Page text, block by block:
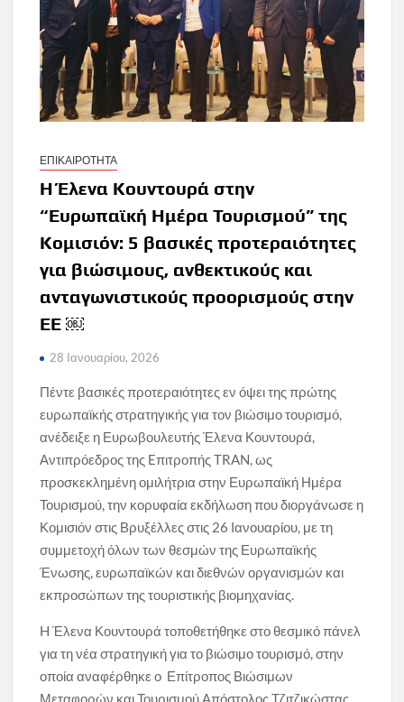
ΕΠΙΚΑΙΡΟΤΗΤΑ
H Έλενα Κουντουρά στην
“Ευρωπαϊκή Ημέρα Τουρισμού” της
Κομισιόν: 5 βασικές προτεραιότητες
για βιώσιμους, ανθεκτικούς και
ανταγωνιστικούς προορισμούς στην
ΕΕ ￼
28 Ιανουαρίου, 2026
Πέντε βασικές προτεραιότητες εν όψει της πρώτης
ευρωπαϊκής στρατηγικής για τον βιώσιμο τουρισμό,
ανέδειξε η Ευρωβουλευτής Έλενα Κουντουρά,
Αντιπρόεδρος της Eπιτροπής TRAN, ως
προσκεκλημένη ομιλήτρια στην Ευρωπαϊκή Ημέρα
Τουρισμού, την κορυφαία εκδήλωση που διοργάνωσε η
Κομισιόν στις Βρυξέλλες στις 26 Ιανουαρίου, με τη
συμμετοχή όλων των θεσμών της Ευρωπαϊκής
Ένωσης, ευρωπαϊκών και διεθνών οργανισμών και
εκπροσώπων της τουριστικής βιομηχανίας.
H Έλενα Κουντουρά τοποθετήθηκε στο θεσμικό πάνελ
για τη νέα στρατηγική για το βιώσιμο τουρισμό, στην
οποία αναφέρθηκε ο Επίτροπος Βιώσιμων
Μεταφορών και Τουρισμού Απόστολος Τζιτζικώστας,